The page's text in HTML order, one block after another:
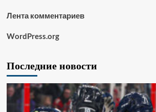
Лента комментариев
WordPress.org
Последние новости